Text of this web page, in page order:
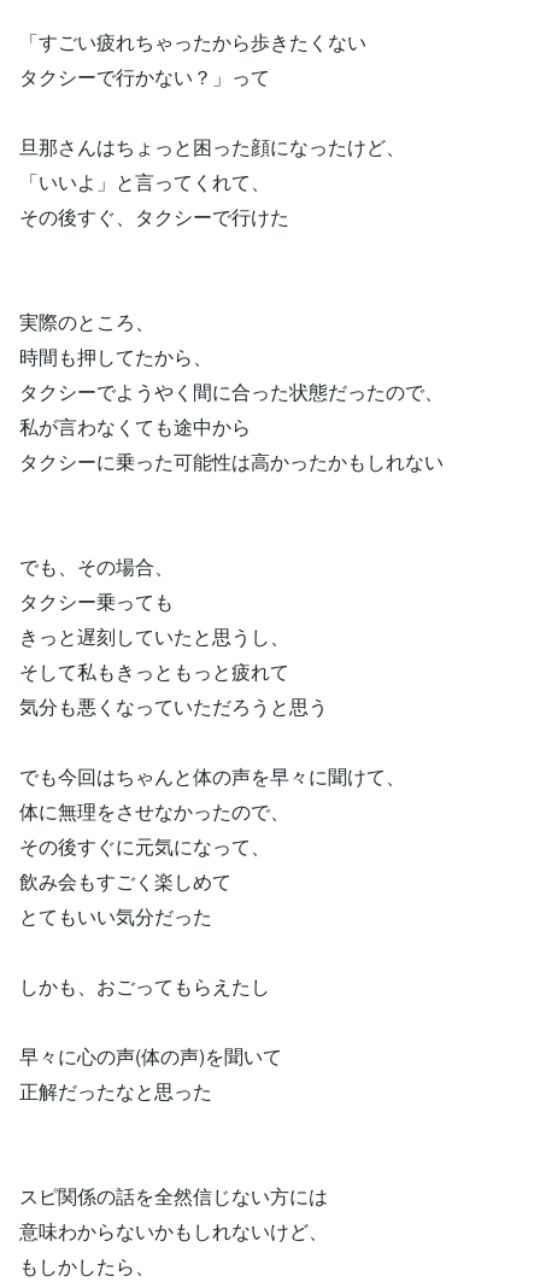
「すごい疲れちゃったから歩きたくない
タクシーで行かない？」って
旦那さんはちょっと困った顔になったけど、
「いいよ」と言ってくれて、
その後すぐ、タクシーで行けた
実際のところ、
時間も押してたから、
タクシーでようやく間に合った状態だったので、
私が言わなくても途中から
タクシーに乗った可能性は高かったかもしれない
でも、その場合、
タクシー乗っても
きっと遅刻していたと思うし、
そして私もきっともっと疲れて
気分も悪くなっていただろうと思う
でも今回はちゃんと体の声を早々に聞けて、
体に無理をさせなかったので、
その後すぐに元気になって、
飲み会もすごく楽しめて
とてもいい気分だった
しかも、おごってもらえたし
早々に心の声(体の声)を聞いて
正解だったなと思った
スピ関係の話を全然信じない方には
意味わからないかもしれないけど、
もしかしたら、